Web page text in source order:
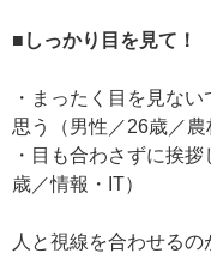
■しっかり目を見て！
・まったく目を見な
思う（男性／26歳／農
・目も合わさずに挨
歳／情報・IT）
人と視線を合わせる